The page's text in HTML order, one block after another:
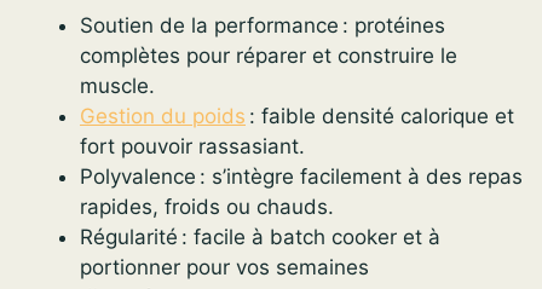
Soutien de la performance : protéines
complètes pour réparer et construire le
muscle.
Gestion du poids : faible densité calorique et
fort pouvoir rassasiant.
Polyvalence : s’intègre facilement à des repas
rapides, froids ou chauds.
Régularité : facile à batch cooker et à
portionner pour vos semaines